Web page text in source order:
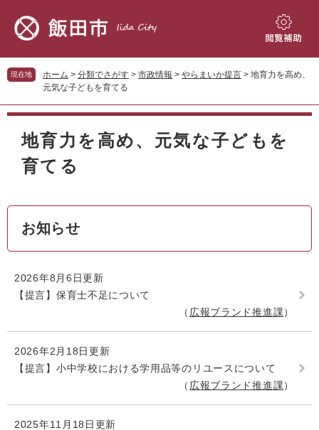
先
頭
す。
を
飛
し
閲
補
現在地 ホーム > 分類でさがす > 市政情報 > やらまいか提言 > 地育力を高め、
元気な子どもを育てる
本
地育力を高め、元気な子どもを
育てる
お知らせ
2026年8月6日更新
【提言】保育士不足について
広報ブランド推進課
2026年2月18日更新
【提言】小中学校における学用品等のリユースについて
広報ブランド推進課
2025年11月18日更新